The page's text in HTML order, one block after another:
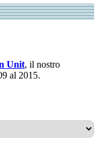
Unit, il nostro
al 2015.